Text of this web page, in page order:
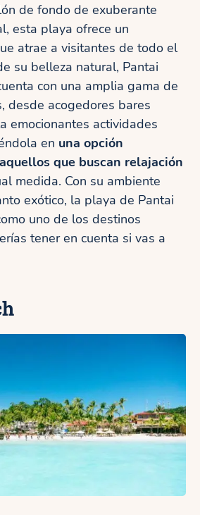
de fondo de exuberante
esta playa ofrece un
atrae a visitantes de todo el
su belleza natural, Pantai
con una amplia gama de
desde acogedores bares
emocionantes actividades
en una opción
que buscan relajación
medida. Con su ambiente
exótico, la playa de Pantai
uno de los destinos
tener en cuenta si vas a